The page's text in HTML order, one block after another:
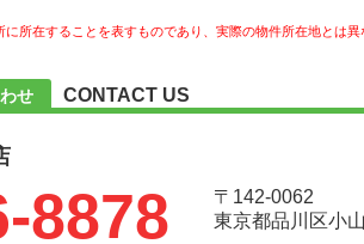
所在することを表すものであり、実際の物件所在地とは異
せ CONTACT US
8878
〒142-0062
東京都品川区小